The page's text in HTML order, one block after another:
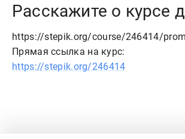
Расскажите о курсе
https://stepik.org/course/246414/
Прямая ссылка на курс:
https://stepik.org/246414